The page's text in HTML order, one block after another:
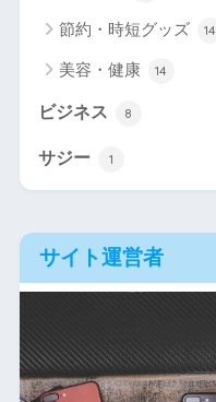
節約・時短グッズ 14
美容・健康 14
ビジネス 8
サジー 1
サイト運営者